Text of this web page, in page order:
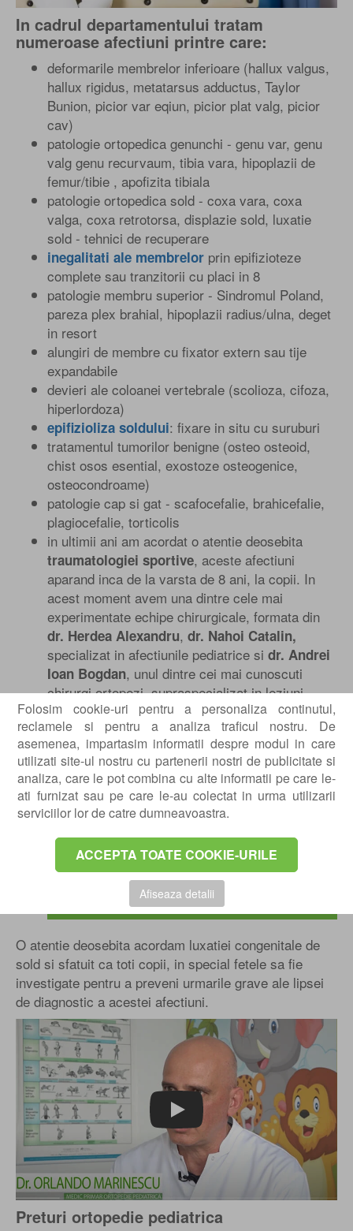
Folosim cookie-uri pentru a personaliza continutul,
reclamele si pentru a analiza traficul nostru. De
asemenea, impartasim informatii despre modul in care
utilizati site-ul nostru cu partenerii nostri de publicitate si
analiza, care le pot combina cu alte informatii pe care le-
ati furnizat sau pe care le-au colectat in urma utilizarii
serviciilor lor de catre dumneavoastra.
ACCEPTA TOATE COOKIE-URILE
Afiseaza detalii
In cadrul departamentului tratam
numeroase afectiuni printre care:
deformarile membrelor inferioare (hallux valgus,
hallux rigidus, metatarsus adductus, Taylor
Bunion, picior var eqiun, picior plat valg, picior
cav)
patologie ortopedica genunchi - genu var, genu
valg genu recurvaum, tibia vara, hipoplazii de
femur/tibie , apofizita tibiala
patologie ortopedica sold - coxa vara, coxa
valga, coxa retrotorsa, displazie sold, luxatie
sold - tehnici de recuperare
inegalitati ale membrelor prin epifizioteze
complete sau tranzitorii cu placi in 8
patologie membru superior - Sindromul Poland,
pareza plex brahial, hipoplazii radius/ulna, deget
in resort
alungiri de membre cu fixator extern sau tije
expandabile
devieri ale coloanei vertebrale (scolioza, cifoza,
hiperlordoza)
epifizioliza soldului: fixare in situ cu suruburi
tratamentul tumorilor benigne (osteo osteoid,
chist osos esential, exostoze osteogenice,
osteocondroame)
patologie cap si gat - scafocefalie, brahicefalie,
plagiocefalie, torticolis
in ultimii ani am acordat o atentie deosebita
traumatologiei sportive, aceste afectiuni
aparand inca de la varsta de 8 ani, la copii. In
acest moment avem una dintre cele mai
experimentate echipe chirurgicale, formata din
dr. Herdea Alexandru, dr. Nahoi Catalin,
specializat in afectiunile pediatrice si dr. Andrei
Ioan Bogdan, unul dintre cei mai cunoscuti
chirurgi ortopezi, supraspecializat in leziuni
sportive. Tratam cu succes afectiuni precum:
ruptura ligamentului incrucisat
anterior/posterior,leziuni de menisc
intern/extern, menisc discoid, luxatia primara
sau recidivanta de rotula, patela alta/baha.
POTI FACE AICI PROGRAMARE pentru o
consultatie sau o evaluare, in vederea
inceperii programului tau de tratament si
recuperare.
O atentie deosebita acordam luxatiei congenitale de
sold si sfatuit ca toti copii, in special fetele sa fie
investigate pentru a preveni urmarile grave ale lipsei
de diagnostic a acestei afectiuni.
Play
Preturi ortopedie pediatrica